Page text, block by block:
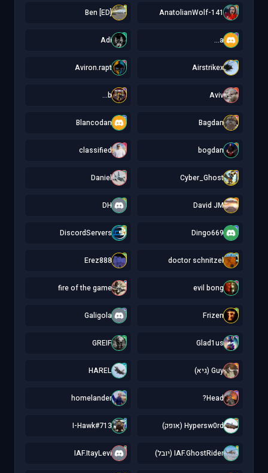
1
141-AnatolianWolf
[
[ED] Ben
a
a...
A
Adi
A
Airstrikex
A
Aviron.rapt
A
Aviv
b
b...
B
Bagdan
B
Blancodan
b
bogdan
c
classified
C
Cyber_Ghost
D
Daniel
D
David JM
D
DH
D
Dingo669
D
DiscordServers
d
doctor schnitzel
E
Erez888
e
evil bong
f
fire of the game
F
Frizen
G
Galigola
G
Glad1us
G
GREIF
G Guy (גיא) H
HAREL
H
Head?
h
homelander
H Hypersw0rd (אופק) I
I-Hawk#713
I IAF.GhostRider (יובל) I
IAF.ItayLevi